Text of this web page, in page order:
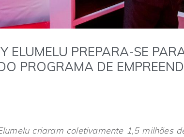
ELUMELU PREPARA-SE
PROGRAMA DE
criaram coletivamente 1,5 milhões